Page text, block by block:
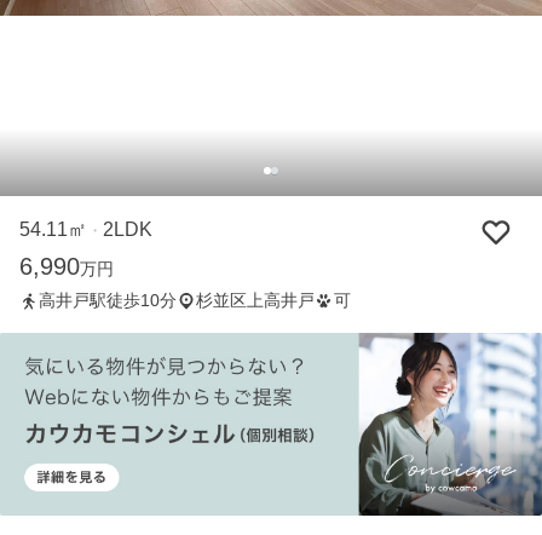
54.11㎡ ・ 2LDK
6,990万円
高井戸駅徒歩10分
杉並区上高井戸 可